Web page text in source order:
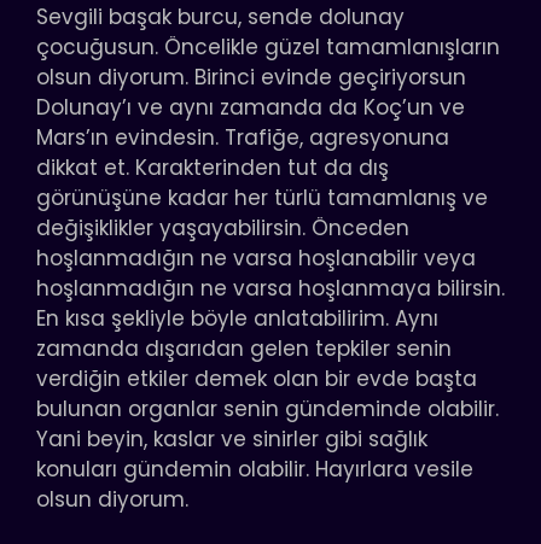
Sevgili başak burcu, sende dolunay
çocuğusun. Öncelikle güzel tamamlanışların
olsun diyorum. Birinci evinde geçiriyorsun
Dolunay’ı ve aynı zamanda da Koç’un ve
Mars’ın evindesin. Trafiğe, agresyonuna
dikkat et. Karakterinden tut da dış
görünüşüne kadar her türlü tamamlanış ve
değişiklikler yaşayabilirsin. Önceden
hoşlanmadığın ne varsa hoşlanabilir veya
hoşlanmadığın ne varsa hoşlanmaya bilirsin.
En kısa şekliyle böyle anlatabilirim. Aynı
zamanda dışarıdan gelen tepkiler senin
verdiğin etkiler demek olan bir evde başta
bulunan organlar senin gündeminde olabilir.
Yani beyin, kaslar ve sinirler gibi sağlık
konuları gündemin olabilir. Hayırlara vesile
olsun diyorum.